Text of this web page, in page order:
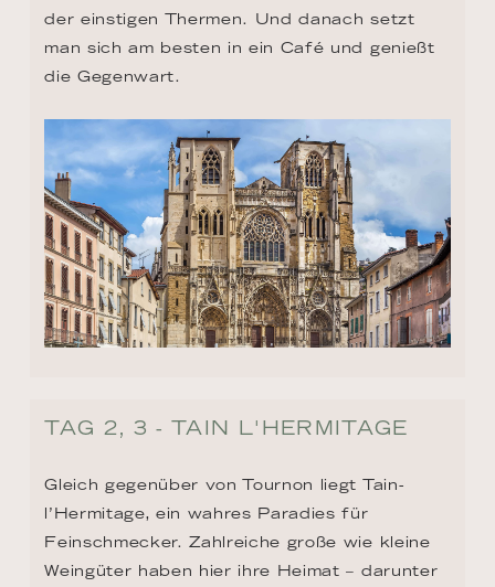
der einstigen Thermen. Und danach setzt
man sich am besten in ein Café und genießt
die Gegenwart.
TAG 2, 3 - TAIN L'HERMITAGE
Gleich gegenüber von Tournon liegt Tain-
l’Hermitage, ein wahres Paradies für
Feinschmecker. Zahlreiche große wie kleine
Weingüter haben hier ihre Heimat – darunter